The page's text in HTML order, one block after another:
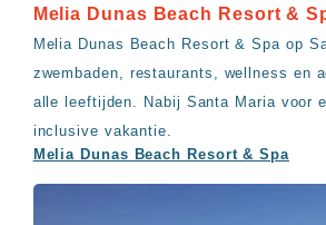
Melia Dunas Beach Resort &
Melia Dunas Beach Resort & Spa op
zwembaden, restaurants, wellness en
alle leeftijden. Nabij Santa Maria voor
inclusive vakantie.
Melia Dunas Beach Resort & Spa